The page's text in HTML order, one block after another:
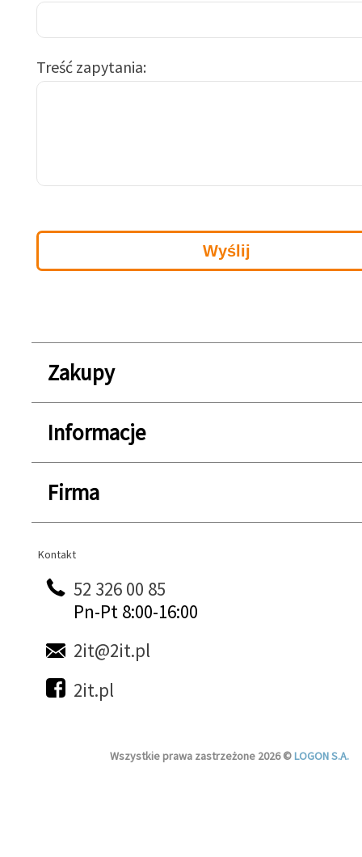
Treść zapytania
Zakupy
Informacje
Firma
Kontakt
Kontakt
52 326 00 85
Pn-Pt 8:00-16:00
2it@2it.pl
2it.pl
Wszystkie prawa zastrzeżone 2026 ©LOGON S.A.